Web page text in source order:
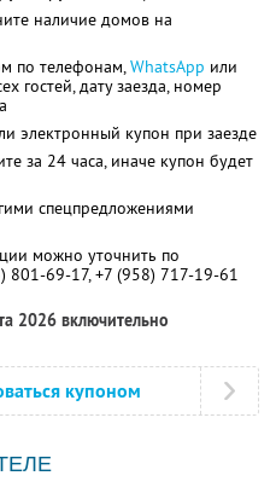
наличие домов на
по телефонам,WhatsApp или
гостей, дату заезда, номер
электронный купон при заезде
за 24 часа, иначе купон будет
спецпредложениями
можно уточнить по
801-69-17, +7 (958) 717-19-61
2026 включительно
купоном